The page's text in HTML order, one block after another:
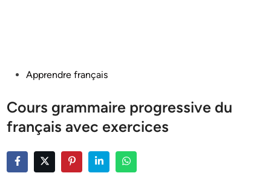
PostedApprendre français
Cours grammaire progressive du
français avec exercices